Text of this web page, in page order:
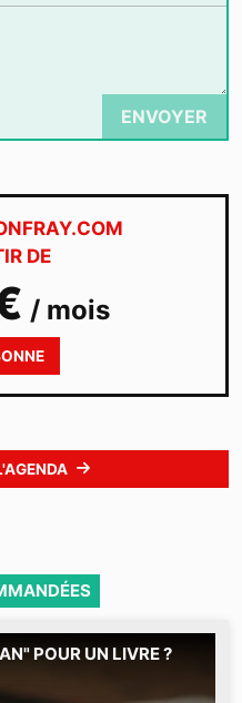
ENVOYER
DE
/ mois
POUR UN LIVRE ?